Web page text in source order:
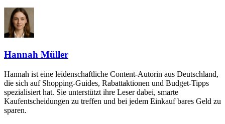
Hannah Müller
Hannah ist eine leidenschaftliche Content-Autorin aus Deutschland,
die sich auf Shopping-Guides, Rabattaktionen und Budget-Tipps
spezialisiert hat. Sie unterstützt ihre Leser dabei, smarte
Kaufentscheidungen zu treffen und bei jedem Einkauf bares Geld zu
sparen.